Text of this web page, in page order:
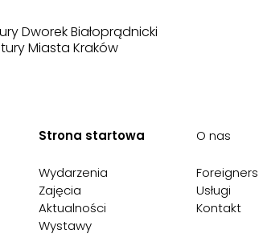
Dworek Białoprądnicki
Miasta Kraków
Strona startowa
Wydarzenia
Zajęcia
Aktualności
Wystawy
O nas
Foreigners
Usługi
Kontakt